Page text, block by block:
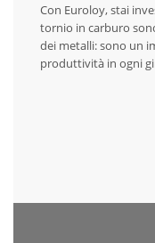
Con Euroloy, stai
tornio in carburo
dei metalli: sono un
produttività in ogni